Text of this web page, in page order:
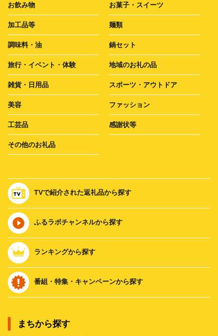
お飲み物 お菓子・スイーツ
加工品等 麺類
調味料・油 鍋セット
旅行・イベント・体験 地域のお礼の品
雑貨・日用品 スポーツ・アウトドア
美容 ファッション
工芸品 感謝状等
その他のお礼品
TVで紹介された返礼品から探す
ふるラボチャンネルから探す
ランキングから探す
番組・特集・キャンペーンから探す
まちから探す